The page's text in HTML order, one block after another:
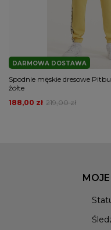
DARMOWA DOSTAWA
Spodnie męskie dresowe
żółte
219,00 zł
188,00 zł